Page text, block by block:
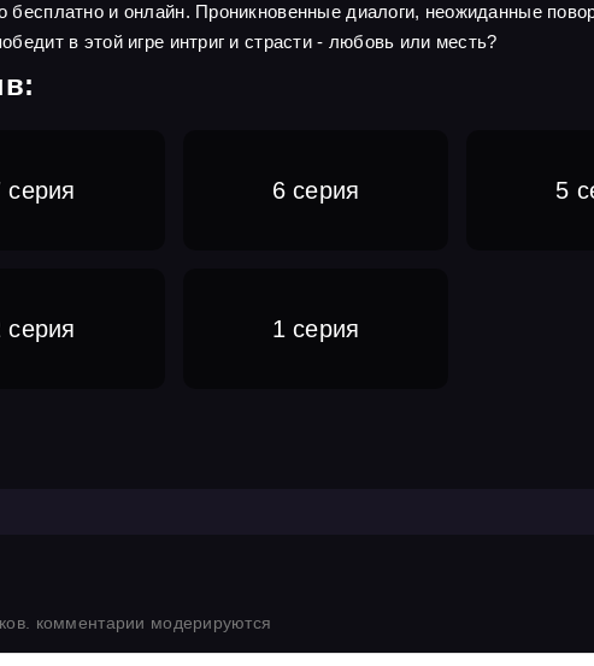
и онлайн. Проникновенные диалоги, неожиданные
в этой игре интриг и страсти - любовь или месть?
серия 6 серия 5
серия 1 серия
комментарии модерируются